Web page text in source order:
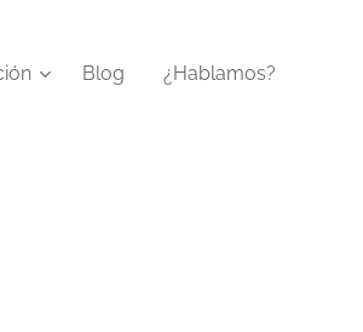
Blog ¿Hablamos?